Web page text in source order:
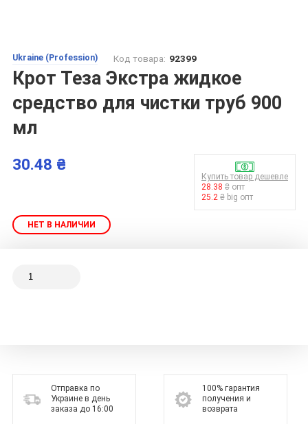
Ukraine (Profession) Код товара: 92399
Крот Теза Экстра жидкое
средство для чистки труб 900
мл
30.48 ₴
Купить товар дешевле
28.38 ₴ опт
25.2 ₴ big опт
НЕТ В НАЛИЧИИ
Отправка по
Украине в день
заказа до 16:00
100% гарантия
получения и
возврата